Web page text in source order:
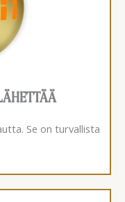
Se on turvallista